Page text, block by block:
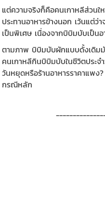
แต่ความจริงก็คือคนเกาหลีส่วน
ประทานอาหารข้างนอก เว้นแต่ว่
เป็นพิเศษ เนื่องจากบิบิมบับเป็น
ตามภาพ บิบิมบับผักแบบดั้งเดิม
คนเกาหลีกินบิบิมบับในชีวิตประจ
วันหยุดหรือร้านอาหารราคาแพง
กรณีหลัก